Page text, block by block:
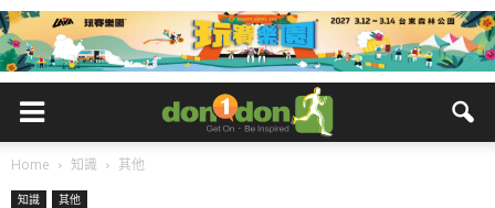
Home 知識 其他
知識 其他